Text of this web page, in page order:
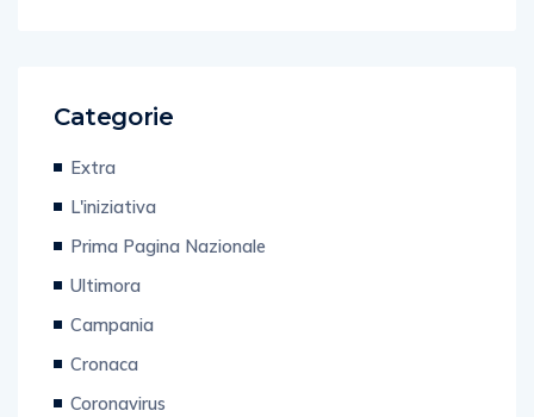
Categorie
Extra
L'iniziativa
Prima Pagina Nazionale
Ultimora
Campania
Cronaca
Coronavirus